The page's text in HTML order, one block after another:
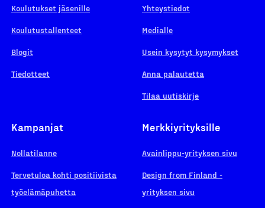
Koulutukset jäsenille
Koulutustallenteet
Blogit
Tiedotteet
Yhteystiedot
Medialle
Usein kysytyt kysymykset
Anna palautetta
Tilaa uutiskirje
Kampanjat
Nollatilanne
Tervetuloa kohti positiivista
työelämäpuhetta
Merkkiyrityksille
Avainlippu-yrityksen sivu
Design from Finland -
yrityksen sivu